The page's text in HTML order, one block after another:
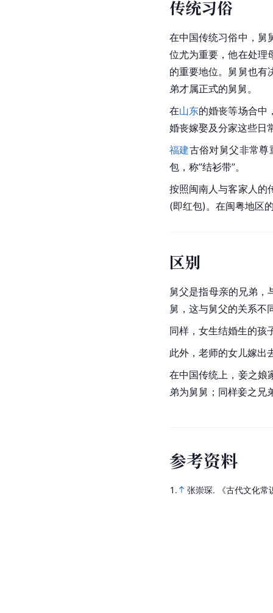
传统习俗
在中国传统习俗中，舅
位尤为重要，他在处理
的重要地位。舅舅也有
弟才属正式的舅舅。
在山东的婚丧等场合中
婚丧嫁娶及分家这些日
福建古俗对舅父非常
包，称”结衫带”。
按照闽南人与客家人的
(即红包)。在闽粤地区
区别
舅父是指母亲的兄弟，
舅，这与舅父的关系不
同样，女生结婚生的孩
此外，老师的女儿嫁出
在中国传统上，妾之娘
弟为舅舅；同样妾之兄
参考资料
1. 张崇琛. 《古代文化常